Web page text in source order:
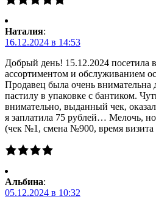
Наталия:
16.12.2024 в 14:53
Добрый день! 15.12.2024 посетила
ассортиментом и обслуживанием
Продавец была очень
пастилу в упаковке с бантиком.
внимательно, выданный чек,
я заплатила 75 рублей… Мелочь,
(чек №1, смена №900, время визита
Альбина:
05.12.2024 в 10:32